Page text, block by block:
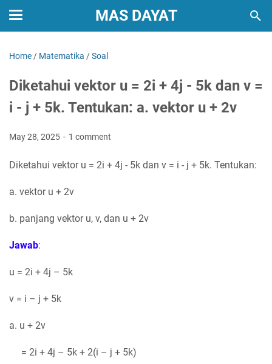
MAS DAYAT
Home / Matematika /Soal
Diketahui vektor u = 2i + 4j - 5k dan v =
i - j + 5k. Tentukan: a. vektor u + 2v
May 28, 2025 1 comment
Diketahui vektor u = 2i + 4j - 5k dan v = i - j + 5k. Tentukan:
a. vektor u + 2v
b. panjang vektor u, v, dan u + 2v
Jawab:
u = 2i + 4j – 5k
v = i – j + 5k
a. u + 2v
= 2i + 4j – 5k + 2(i – j + 5k)